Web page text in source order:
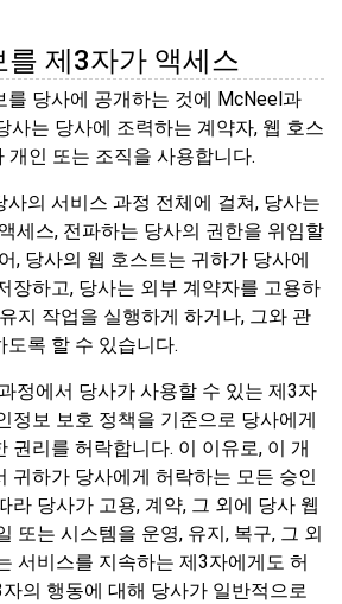
제3자가 액세스
를 당사에 공개하는 것에 McNeel과
사는 당사에 조력하는 계약자, 웹 호스
개인 또는 조직을 사용합니다.
의 서비스 과정 전체에 걸쳐, 당사는
세스, 전파하는 당사의 권한을 위임할
, 당사의 웹 호스트는 귀하가 당사에
장하고, 당사는 외부 계약자를 고용하
지 작업을 실행하게 하거나, 그와 관
도록 할 수 있습니다.
정에서 당사가 사용할 수 있는 제3자
정보 보호 정책을 기준으로 당사에게
권리를 허락합니다. 이 이유로, 이 개
귀하가 당사에게 허락하는 모든 승인
라 당사가 고용, 계약, 그 외에 당사 웹
또는 시스템을 운영, 유지, 복구, 그 외
서비스를 지속하는 제3자에게도 허
의 행동에 대해 당사가 일반적으로